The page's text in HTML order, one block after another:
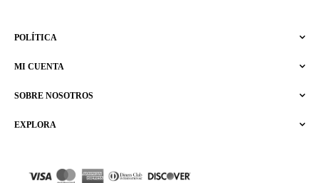
EXPLORA
SOBRE NOSOTROS
MI CUENTA
POLÍTICA